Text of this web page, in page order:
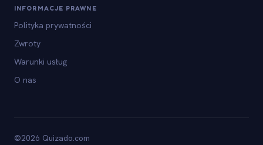
INFORMACJE PRAWNE
Polityka prywatności
Zwroty
Warunki usług
O nas
©2026 Quizado.com